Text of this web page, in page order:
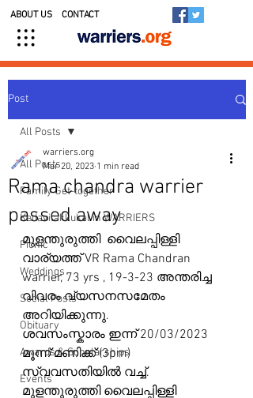
ABOUT US CONTACT
Post
All Posts
Family Get-together
Kedavilakkukal in WARRIERS
Picnic
Weddings
Social Posts
Obituary
Awards & Scholarships
Events
All Posts
Rama chandra warrier
passed away
warriers.org
Mar 20, 2023 1 min read
മുളന്തുരുത്തി  വൈലപ്പിള്ളി
വാര്യത്ത് VR Rama Chandran
warrier, 73 yrs , 19-3-23 അന്തരിച്ച
വിവരം വ്യസനസമേതം
അറിയിക്കുന്നു.
ശവസംസ്കാരം ഇന്ന് 20/03/2023
മൂന്ന് മണിക്ക് (3pm)
സ്വവസതിയിൽ വച്ച്.
മുളന്തുരുത്തി വൈലപ്പിള്ളി